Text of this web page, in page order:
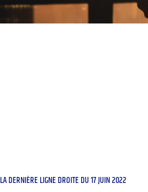
LA DERNIÈRE LIGNE DROITE DU 17 JUIN 2022